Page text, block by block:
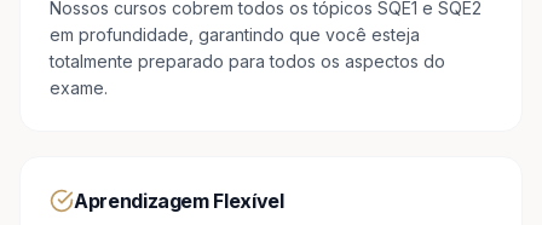
Nossos cursos cobrem todos os tópicos SQE1 e SQE2
em profundidade, garantindo que você esteja
totalmente preparado para todos os aspectos do
exame.
Aprendizagem Flexível